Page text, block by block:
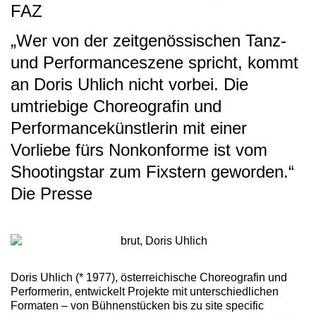
FAZ
„Wer von der zeitgenössischen Tanz-
und Performanceszene spricht, kommt
an Doris Uhlich nicht vorbei. Die
umtriebige Choreografin und
Performancekünstlerin mit einer
Vorliebe fürs Nonkonforme ist vom
Shootingstar zum Fixstern geworden.“
Die Presse
Doris Uhlich (* 1977), österreichische Choreografin und
Performerin, entwickelt Projekte mit unterschiedlichen
Formaten – von Bühnenstücken bis zu site specific